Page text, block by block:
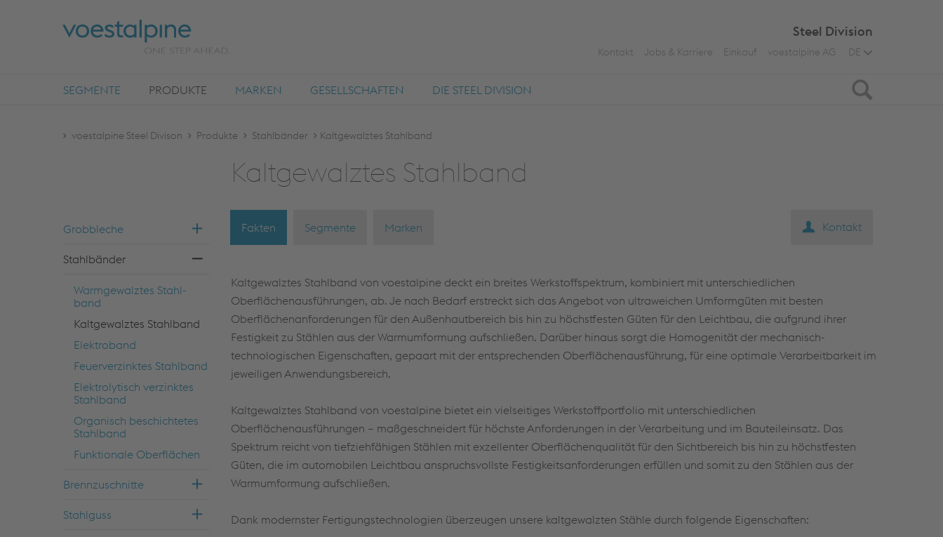
Steel Division
Kontakt Jobs & Karriere Einkauf voestalpine AG DE
SEGMENTE PRODUKTE MARKEN GESELLSCHAFTEN DIE STEEL DIVISION Suche
voestalpine Steel Divison Produkte Stahlbänder Kaltgewalztes Stahlband
Kalt­ge­walz­tes Stahl­band
Grob­ble­che
Stahl­bän­der
Warm­ge­walz­tes Stahl­
band
Kalt­ge­walz­tes Stahl­band
Elek­tro­band
Feu­er­ver­zink­tes Stahl­band
Elek­tro­ly­tisch ver­zink­tes
Stahl­band
Or­ga­nisch be­schich­te­tes
Stahl­band
Funk­tio­na­le Ober­flä­chen
Brenn­zu­schnit­te
Stahl­guss
Fakten Segmente Marken Kontakt
Kaltgewalztes Stahlband von voestalpine deckt ein breites Werkstoffspektrum, kombiniert mit unterschiedlichen
Oberflächenausführungen, ab. Je nach Bedarf erstreckt sich das Angebot von ultraweichen Umformgüten mit besten
Oberflächenanforderungen für den Außenhautbereich bis hin zu höchstfesten Güten für den Leichtbau, die aufgrund ihrer
Festigkeit zu Stählen aus der Warmumformung aufschließen. Darüber hinaus sorgt die Homogenität der mechanisch-
technologischen Eigenschaften, gepaart mit der entsprechenden Oberflächenausführung, für eine optimale Verarbeitbarkeit im
jeweiligen Anwendungsbereich.
Kaltgewalztes Stahlband von voestalpine bietet ein vielseitiges Werkstoffportfolio mit unterschiedlichen
Oberflächenausführungen – maßgeschneidert für höchste Anforderungen in der Verarbeitung und im Bauteileinsatz. Das
Spektrum reicht von tiefziehfähigen Stählen mit exzellenter Oberflächenqualität für den Sichtbereich bis hin zu höchstfesten
Güten, die im automobilen Leichtbau anspruchsvollste Festigkeitsanforderungen erfüllen und somit zu den Stählen aus der
Warmumformung aufschließen.
Dank modernster Fertigungstechnologien überzeugen unsere kaltgewalzten Stähle durch folgende Eigenschaften: